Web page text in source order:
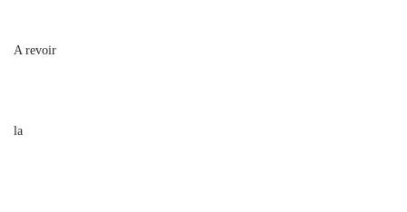
A revoir
la